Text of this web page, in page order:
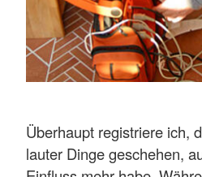
Überhaupt registriere ich,
lauter Dinge geschehen,